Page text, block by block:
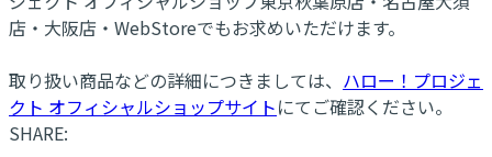
店・大阪店・WebStoreでもお求めいただけます。
取り扱い商品などの詳細につきましては、 ハロー！プロジェ
クト オフィシャルショップサイトにてご確認ください。
SHARE: